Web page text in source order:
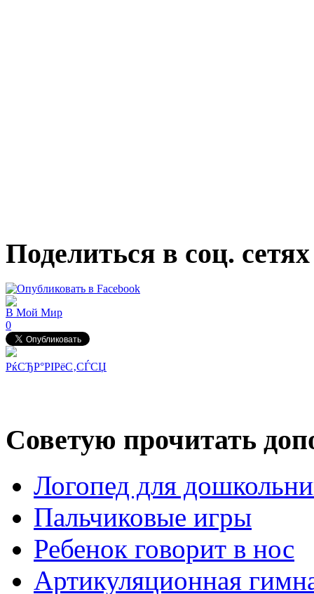
Поделиться в соц. сетях
В Мой Мир
0
РќСЂР°РІРёС‚СЃСЏ
Советую прочитать
Логопед для
Пальчиковые игры
Ребенок говорит в нос
Артикуляционная